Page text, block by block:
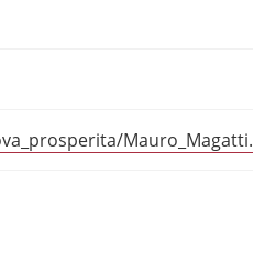
Mauro_Magatti.